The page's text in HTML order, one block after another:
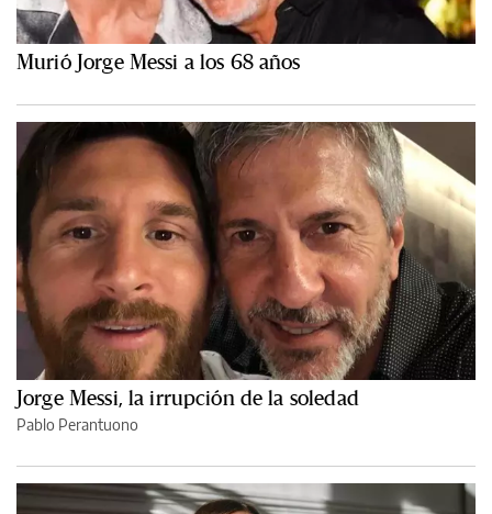
Murió Jorge Messi a los 68 años
Jorge Messi, la irrupción de la soledad
Pablo Perantuono